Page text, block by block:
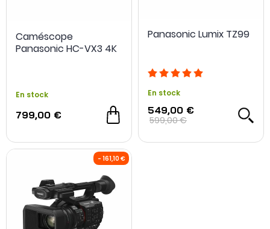
-200€ sur l'optique
Caméscope
Panasonic HC-VX3 4K
En stock
799,00 €
Panasonic Lumix TZ99
En stock
549,00 €
599,00 €